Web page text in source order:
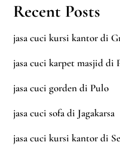
Recent Posts
jasa cuci kursi kantor di
jasa cuci karpet masjid di
jasa cuci gorden di Pulo
jasa cuci sofa di Jagakarsa
jasa cuci kursi kantor di